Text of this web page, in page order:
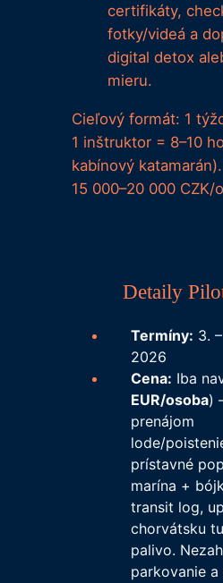
certifikáty,
fotky/videá a
digital detox
mieru.
Cieľový formát: 1
1 inštruktor = 8–10
kabínový
15 000–20 000 CZK/
Detaily
Termíny: 3.
2026
Cena: Iba
EUR/osoba)
prenájom
lode/
prístavné
marína +
transit log,
chorvátsku
palivo.
parkovanie